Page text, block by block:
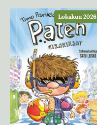
Lokakuu 2026